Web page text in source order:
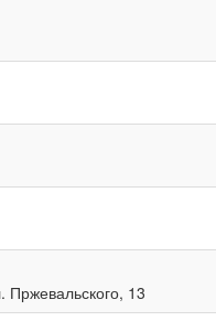
Пржевальского, 13